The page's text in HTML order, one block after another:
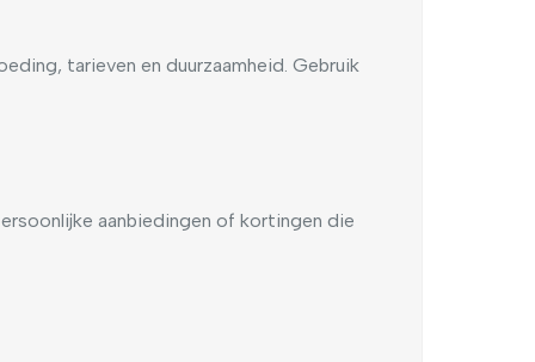
tarieven en duurzaamheid. Gebruik
aanbiedingen of kortingen die